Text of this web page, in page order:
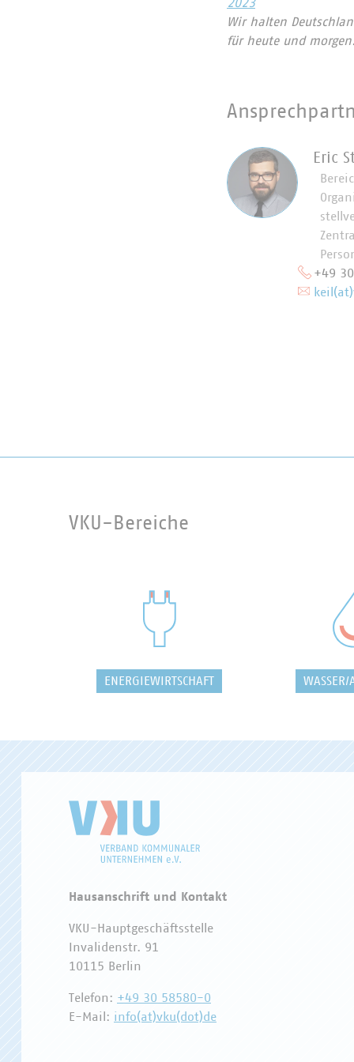
2023
Wir halten
für heute und
Eric
+49
VKU-Bereiche
ENERGIEWIRTSCHAFT WASSER/
Hausanschrift und Kontakt
VKU-Hauptgeschäftsstelle
Invalidenstr. 91
10115 Berlin
Telefon: +49 30 58580-0
E-Mail: info(at)vku(dot)de